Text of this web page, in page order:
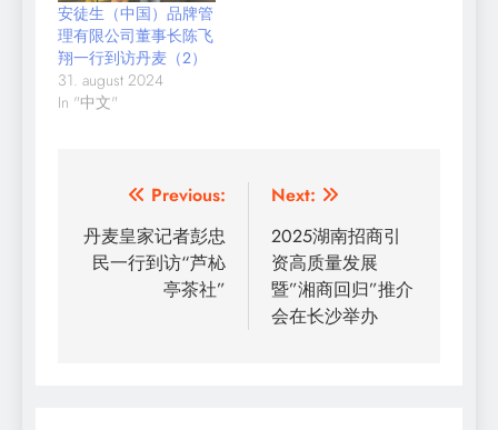
安徒生（中国）品牌管
理有限公司董事长陈飞
翔一行到访丹麦（2）
31. august 2024
In "中文"
Indlægsnavigation
Previous:
丹麦皇家记者彭忠
民一行到访“芦杺
亭茶社”
Next:
2025湖南招商引
资高质量发展
暨”湘商回归”推介
会在长沙举办